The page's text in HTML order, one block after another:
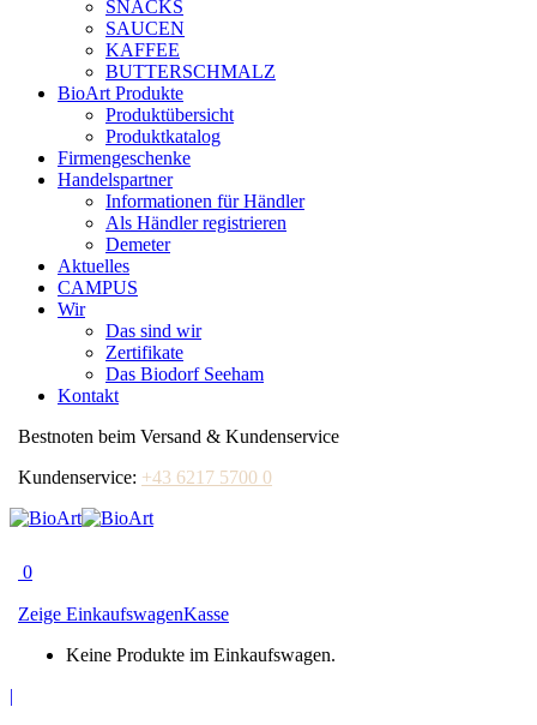
SNACKS
SAUCEN
KAFFEE
BUTTERSCHMALZ
BioArt Produkte
Produktübersicht
Produktkatalog
Firmengeschenke
Handelspartner
Informationen für Händler
Als Händler registrieren
Demeter
Aktuelles
CAMPUS
Wir
Das sind wir
Zertifikate
Das Biodorf Seeham
Kontakt
Bestnoten beim Versand & Kundenservice
Kundenservice: +43 6217 5700 0
0
Zeige EinkaufswagenKasse
Keine Produkte im Einkaufswagen.
|